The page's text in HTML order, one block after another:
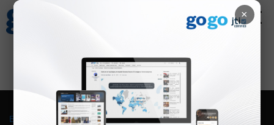
×
Зурхай
8.08
Бүгд Фото Видео Зурган өгүүлэмж